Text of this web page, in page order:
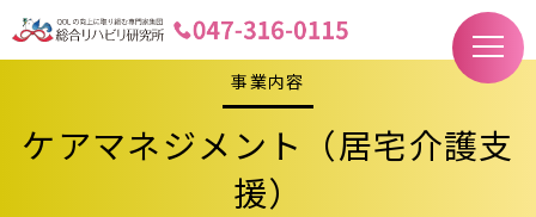
事業内容
ケアマネジメント（居宅介護支
援）